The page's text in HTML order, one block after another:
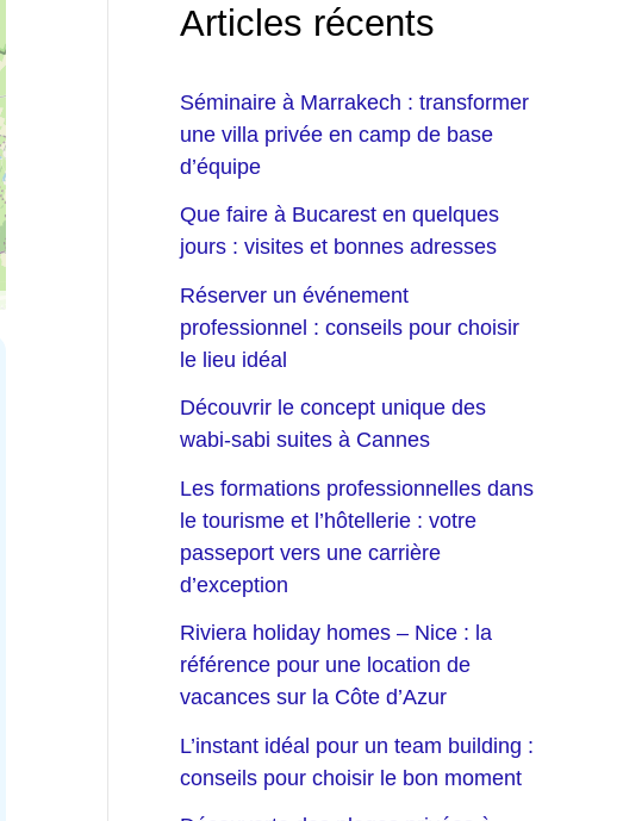
Articles récents
Séminaire à Marrakech : transformer
une villa privée en camp de base
d’équipe
Que faire à Bucarest en quelques
jours : visites et bonnes adresses
Réserver un événement
professionnel : conseils pour choisir
le lieu idéal
Découvrir le concept unique des
wabi-sabi suites à Cannes
Les formations professionnelles dans
le tourisme et l’hôtellerie : votre
passeport vers une carrière
d’exception
Riviera holiday homes – Nice : la
référence pour une location de
vacances sur la Côte d’Azur
L’instant idéal pour un team building :
conseils pour choisir le bon moment